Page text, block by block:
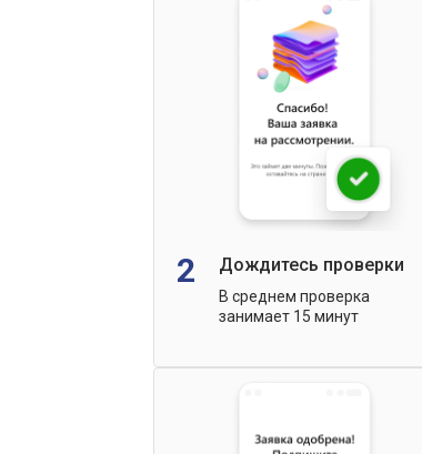
2 Дождитесь проверки
В среднем проверка
занимает 15 минут